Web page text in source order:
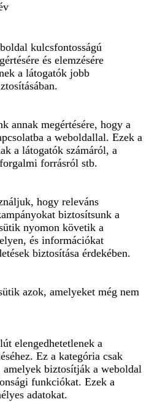
kulcsfontosságú
és elemzésére
a látogatók jobb
annak megértésére, hogy a
a weboldallal. Ezek a
a látogatók számáról, a
forrásról stb.
hogy releváns
biztosítsunk a
nyomon követik a
és információkat
biztosítása érdekében.
azok, amelyeket még nem
elengedhetetlenek a
Ez a kategória csak
biztosítják a weboldal
funkciókat. Ezek a
adatokat.